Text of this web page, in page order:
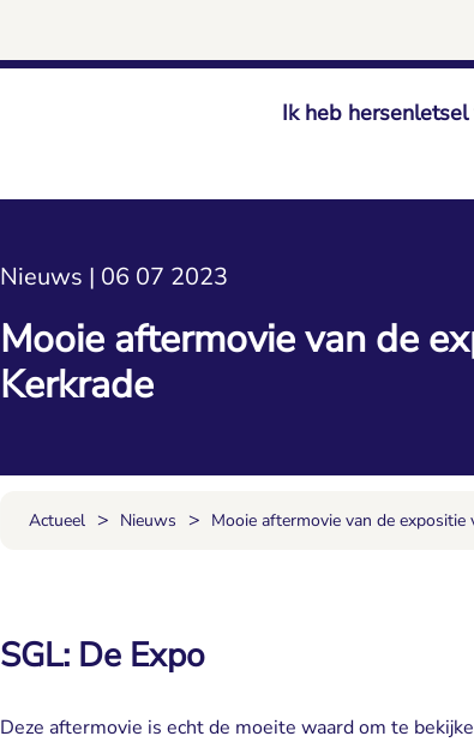
Ik heb hersenletsel
Nieuws | 06 07 2023
Mooie aftermovie van de
Kerkrade
Actueel > Nieuws > Mooie aftermovie van de
SGL: De Expo
Deze aftermovie is echt de moeite waard om te